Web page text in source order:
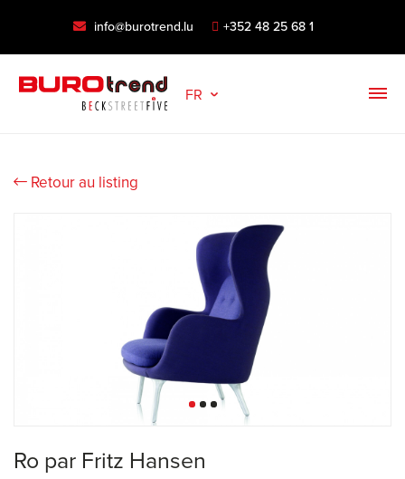
info@burotrend.lu +352 48 25 68 1
FR
Retour au listing
Ro par Fritz Hansen